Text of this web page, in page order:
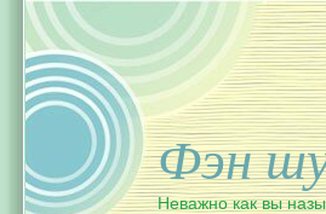
Фэн
Неважно как вы